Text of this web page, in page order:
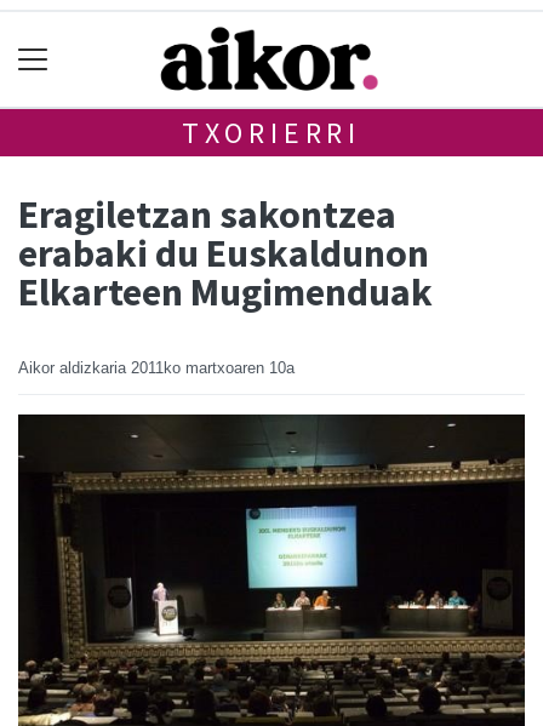
TXORIERRI
Eragiletzan sakontzea
erabaki du Euskaldunon
Elkarteen Mugimenduak
Aikor aldizkaria 2011ko martxoaren 10a